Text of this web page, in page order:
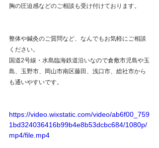
胸の圧迫感などのご相談も受け付けております。
整体や鍼灸のご質問など、なんでもお気軽にご相談
ください。
国道2号線・水島臨海鉄道沿いなので倉敷市児島や玉
島、玉野市、岡山市南区藤田、浅口市、総社市から
も通いやすいです。
https://video.wixstatic.com/video/ab6f00_759
1bd324036416b99b4e8b53dcbc684/1080p/
mp4/file.mp4